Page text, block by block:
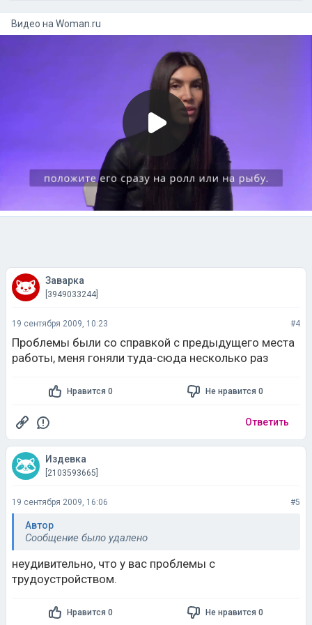
Видео на woman.ru
Заварка
[3949033244]
19 сентября 2009, 10:23 #4
Проблемы были со справкой с предыдущего места
работы, меня гоняли туда-сюда несколько раз
Нравится 0 Не нравится 0
Ответить
Издевка
[2103593665]
19 сентября 2009, 16:06 #5
Автор
Сообщение было удалено
неудивительно, что у вас проблемы с
трудоустройством.
Нравится 0 Не нравится 0